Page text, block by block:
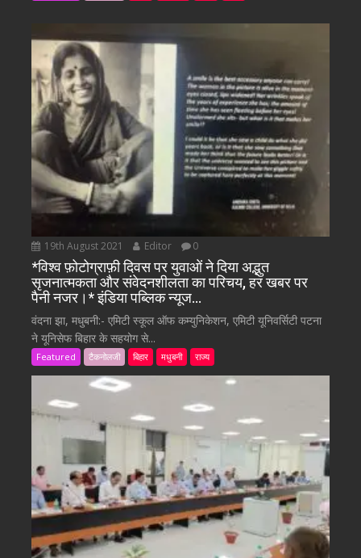
19th August 2021 Editor 0
*विश्व फ़ोटोग्राफ़ी दिवस पर युवाओं ने दिया अद्भुत
सृजनात्मकता और संवेदनशीलता का परिचय, हर खबर पर
पैनी नजर।* इंडिया पब्लिक न्यूज…
वंदना झा, मधुबनी:- एमिटी स्कूल ऑफ कम्युनिकेशन, एमिटी यूनिवर्सिटी पटना
ने यूनिसेफ बिहार के सहयोग से...
Featured टैकनोलजी बिहार मधुबनी राज्य